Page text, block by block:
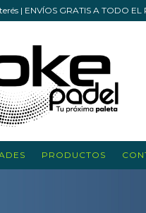
| ENVÍOS GRATIS A TODO EL
PRODUCTOS